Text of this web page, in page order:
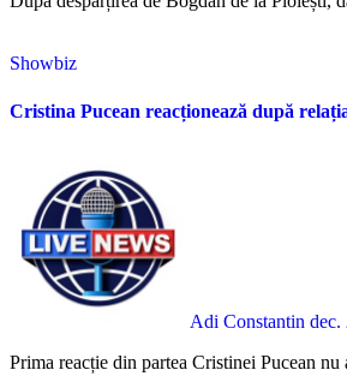
Showbiz
Cristina Pucean reacționează după
Adi Constantin dec.
Prima reacție din partea Cristinei Pucean